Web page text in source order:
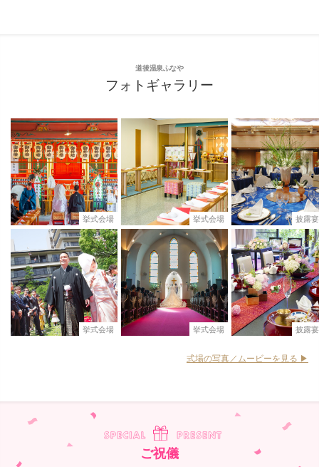
道後温泉ふなや
フォトギャラリー
挙式会場
挙式会場
挙式会場
挙式会場
披露
披露
式場の写真／ムービーを見る ▶︎
ご祝儀